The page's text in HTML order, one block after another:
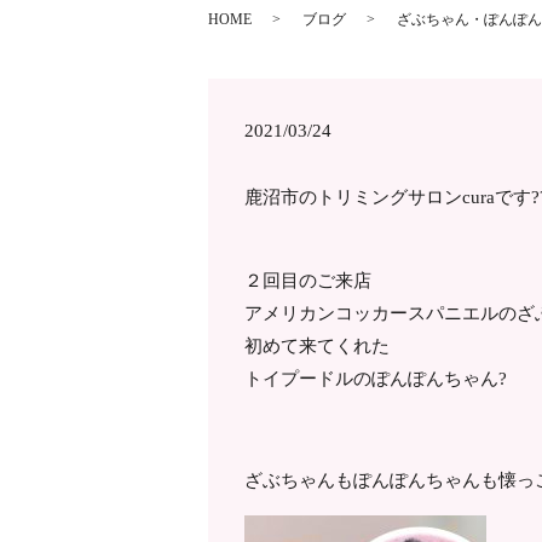
HOME ブログ ざぶちゃん・ぽんぽ
2021/03/24
鹿沼市のトリミングサロンcuraです
２回目のご来店
アメリカンコッカースパニエルのざ
初めて来てくれた
トイプードルのぽんぽんちゃん?
ざぶちゃんもぽんぽんちゃんも懐